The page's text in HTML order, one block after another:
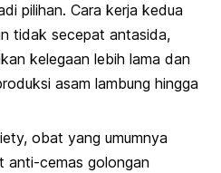
pilihan. Cara kerja kedua
tidak secepat antasida,
kelegaan lebih lama dan
asam lambung hingga
obat yang umumnya
anti-cemas golongan